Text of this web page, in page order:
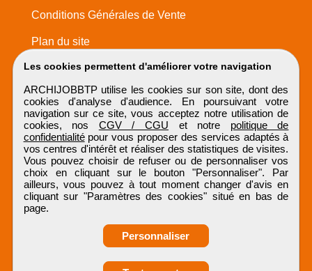
Les cookies permettent d'améliorer votre navigation
ARCHIJOBBTP utilise les cookies sur son site, dont des
cookies d'analyse d'audience. En poursuivant votre
navigation sur ce site, vous acceptez notre utilisation de
cookies, nos CGV / CGU et notre politique de
confidentialitépour vous proposer des services adaptés à
vos centres d'intérêt et réaliser des statistiques de visites.
Vous pouvez choisir de refuser ou de personnaliser vos
choix en cliquant sur le bouton "Personnaliser". Par
ailleurs, vous pouvez à tout moment changer d'avis en
cliquant sur "Paramètres des cookies" situé en bas de
page.
Personnaliser
Conditions Générales de Vente
Plan du site